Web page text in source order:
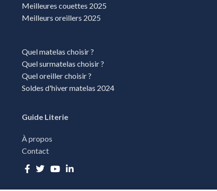
Lattes
Le Cres
Les angles
Lunel
Mende
Millau
Montpellier
Meilleures couettes 2025
Meilleurs oreillers 2025
Quel matelas choisir ?
Quel surmatelas choisir ?
Quel oreiller choisir ?
Soldes d'hiver matelas 2024
Guide Literie
À propos
Contact